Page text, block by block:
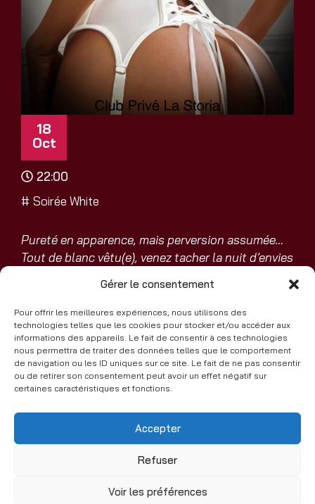
Gérer le consentement
Pour offrir les meilleures expériences, nous utilisons des
technologies telles que les cookies pour stocker et/ou accéder aux
informations des appareils. Le fait de consentir à ces technologies
nous permettra de traiter des données telles que le comportement
de navigation ou les ID uniques sur ce site. Le fait de ne pas consentir
ou de retirer son consentement peut avoir un effet négatif sur
certaines caractéristiques et fonctions.
Accepter
Refuser
Voir les préférences
18
Oct
22:00
# Soirée White
Pureté en apparence, mais perversion assumée…
Tout de blanc vêtu(e), venez tacher la nuit d’envies
Réservez votre venue à cette soirée !
E-mailFacebook
Instagram
22H-4HSAM
2026 © La Storia Club - Tous droits réservés